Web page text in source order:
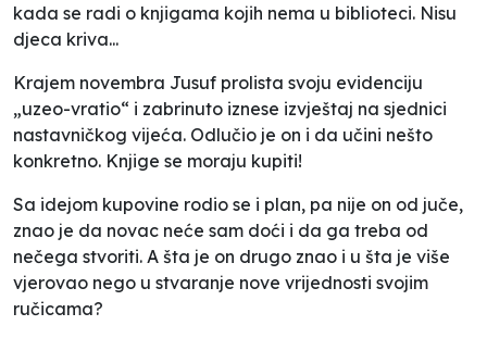
kada se radi o knjigama kojih nema u biblioteci. Nisu
djeca kriva...
Krajem novembra Jusuf prolista svoju evidenciju
„uzeo-vratio“ i zabrinuto iznese izvještaj na sjednici
nastavničkog vijeća. Odlučio je on i da učini nešto
konkretno. Knjige se moraju kupiti!
Sa idejom kupovine rodio se i plan, pa nije on od juče,
znao je da novac neće sam doći i da ga treba od
nečega stvoriti. A šta je on drugo znao i u šta je više
vjerovao nego u stvaranje nove vrijednosti svojim
ručicama?